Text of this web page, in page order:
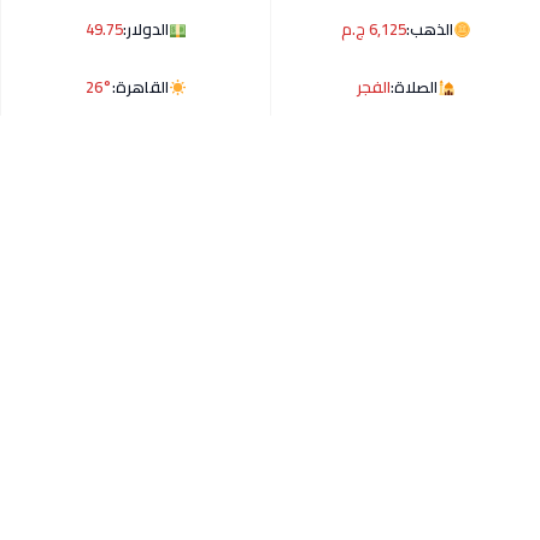
الذهب:6,125 ج.م الدولار:49.75
الصلاة:الفجر القاهرة:26°